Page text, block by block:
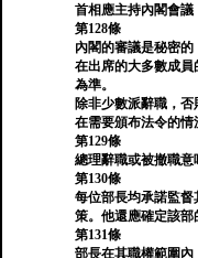
首相應主持內閣會議
第128條
內閣的審議是秘密
在出席的大多數成員
為準。
除非少數派辭職，否
在需要頒布法令的情
第129條
總理辭職或被撤職意
第130條
每位部長均承諾監
策。他還應確定該部
第131條
部長在其職權範圍